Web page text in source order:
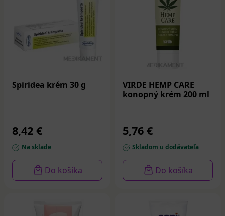
Spiridea krém 30 g
8,42 €
Na sklade
Do košíka
VIRDE HEMP CARE
konopný krém 200 ml
5,76 €
Skladom u dodávateľa
Do košíka